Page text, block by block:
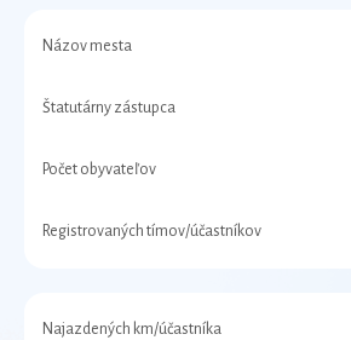
Názov mesta
Štatutárny zástupca
Počet obyvateľov
Registrovaných tímov/účastníkov
Najazdených km/účastníka